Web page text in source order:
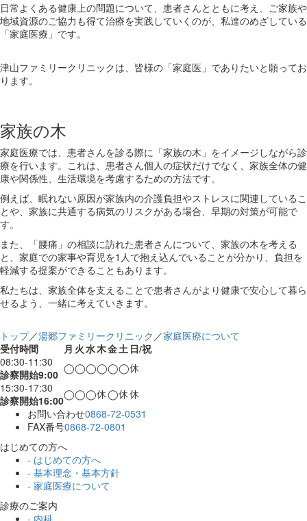
日常よくある健康上の問題について、患者さんとともに考え、ご家族や
地域資源のご協力も得て治療を実践していくのが、私達のめざしている
「家庭医療」です。
津山ファミリークリニックは、皆様の「家庭医」でありたいと願ってお
ります。
家族の木
家庭医療では、患者さんを診る際に「家族の木」をイメージしながら診
療を行います。これは、患者さん個人の症状だけでなく、家族全体の健
康や関係性、生活環境を考慮するための方法です。
例えば、眠れない原因が家族内の介護負担やストレスに関連しているこ
とや、家族に共通する病気のリスクがある場合、早期の対策が可能で
す。
また、「腰痛」の相談に訪れた患者さんについて、家族の木を考える
と、家庭での家事や育児を1人で抱え込んでいることが分かり、負担を
軽減する提案ができることもあります。
私たちは、家族全体を支えることで患者さんがより健康で安心して暮ら
せるよう、一緒に考えていきます。
トップ／湯郷ファミリークリニック ／家庭医療について
受付時間
月 火水木金土 日/祝
08:30-11:30
診察開始9:00 ◯◯◯◯◯◯休
15:30-17:30
診察開始16:00◯◯◯休◯休休
お問い合わせ0868-72-0531
FAX番号0868-72-0801
はじめての方へ
- はじめての方へ
- 基本理念・基本方針
- 家庭医療について
診療のご案内